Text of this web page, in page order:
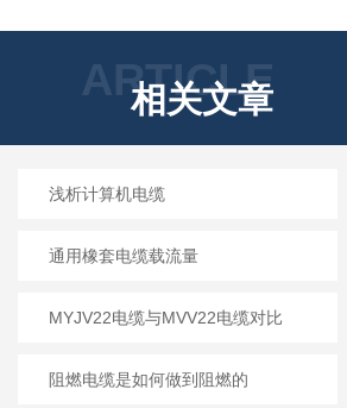
ARTICLE
相关文章
浅析计算机电缆
通用橡套电缆载流量
MYJV22电缆与MVV22电缆对比
阻燃电缆是如何做到阻燃的